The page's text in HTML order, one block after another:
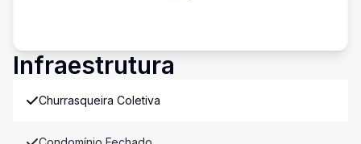
Infraestrutura
Churrasqueira Coletiva